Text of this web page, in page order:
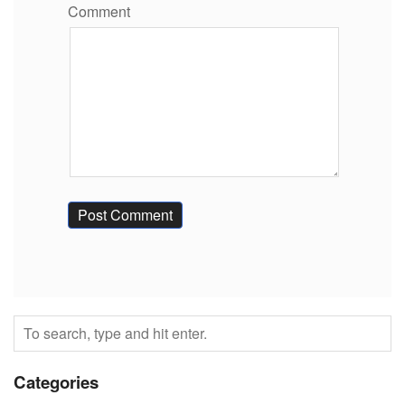
Comment
Categories